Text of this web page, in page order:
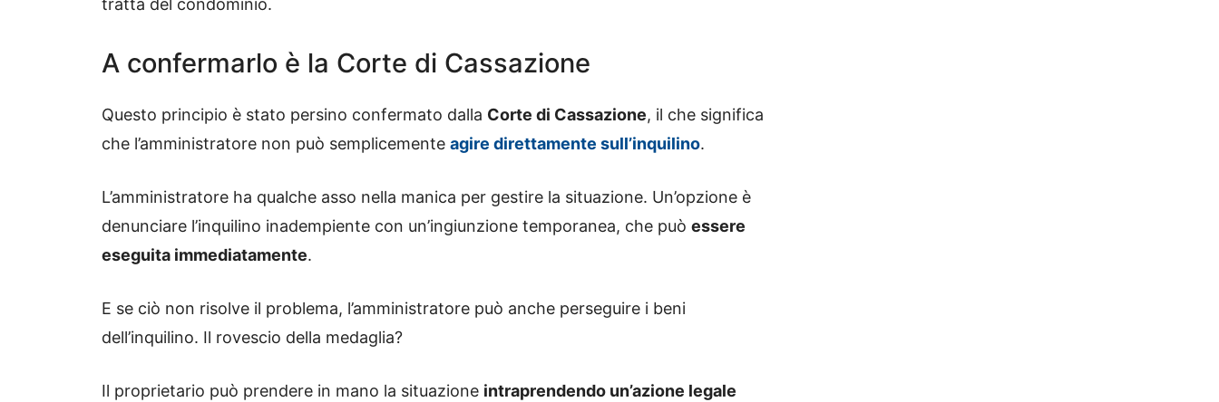
tratta del condominio.
A confermarlo è la Corte di Cassazione
Questo principio è stato persino confermato dalla Corte di Cassazione, il che significa
che l’amministratore non può semplicemente agire direttamente sull’inquilino.
L’amministratore ha qualche asso nella manica per gestire la situazione. Un’opzione è
denunciare l’inquilino inadempiente con un’ingiunzione temporanea, che può essere
eseguita immediatamente.
E se ciò non risolve il problema, l’amministratore può anche perseguire i beni
dell’inquilino. Il rovescio della medaglia?
Il proprietario può prendere in mano la situazione intraprendendo un’azione legale